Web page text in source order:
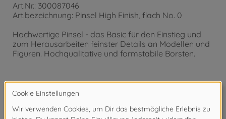
Art.Nr.: 300087046
Art.bezeichnung: Pinsel High Finish, flach No. 0
Hochwertige Pinsel - das Basic für den Einstieg und
zum Herausarbeiten feinster Details an Modellen und
Figuren. Hochqualitative und formstabile Borsten.
Achtung!Nicht für Kinder unter 14 Jahren geeignet.